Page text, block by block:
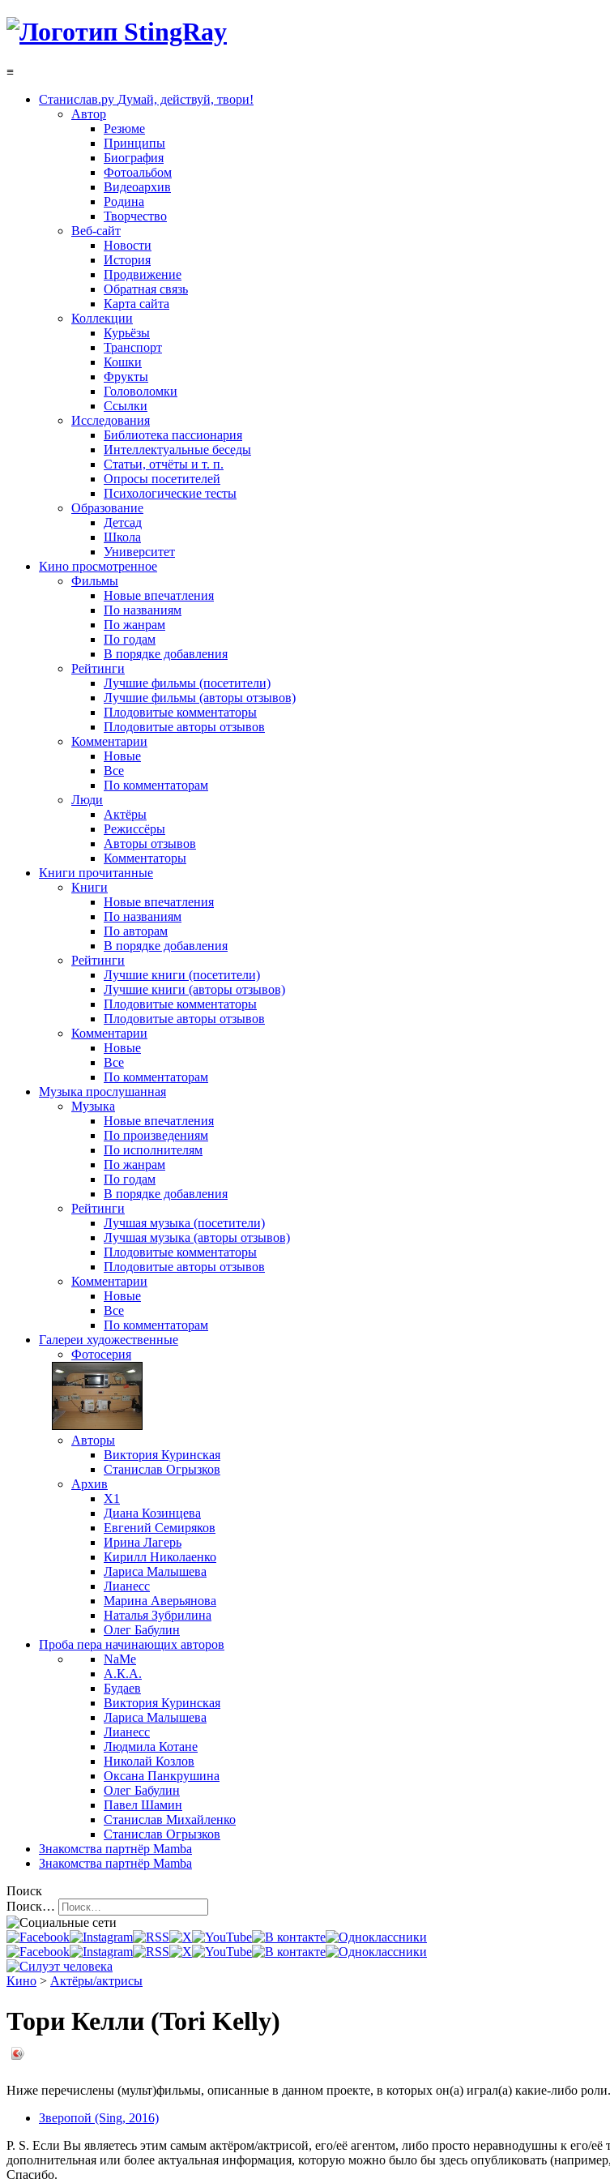
≡
Станислав.ру Думай, действуй, твори!
Автор
Резюме
Принципы
Биография
Фотоальбом
Видеоархив
Родина
Творчество
Веб-сайт
Новости
История
Продвижение
Обратная связь
Карта сайта
Коллекции
Курьёзы
Транспорт
Кошки
Фрукты
Головоломки
Ссылки
Исследования
Библиотека пассионария
Интеллектуальные беседы
Статьи, отчёты и т. п.
Опросы посетителей
Психологические тесты
Образование
Детсад
Школа
Университет
Кино просмотренное
Фильмы
Новые впечатления
По названиям
По жанрам
По годам
В порядке добавления
Рейтинги
Лучшие фильмы (посетители)
Лучшие фильмы (авторы отзывов)
Плодовитые комментаторы
Плодовитые авторы отзывов
Комментарии
Новые
Все
По комментаторам
Люди
Актёры
Режиссёры
Авторы отзывов
Комментаторы
Книги прочитанные
Книги
Новые впечатления
По названиям
По авторам
В порядке добавления
Рейтинги
Лучшие книги (посетители)
Лучшие книги (авторы отзывов)
Плодовитые комментаторы
Плодовитые авторы отзывов
Комментарии
Новые
Все
По комментаторам
Музыка прослушанная
Музыка
Новые впечатления
По произведениям
По исполнителям
По жанрам
По годам
В порядке добавления
Рейтинги
Лучшая музыка (посетители)
Лучшая музыка (авторы отзывов)
Плодовитые комментаторы
Плодовитые авторы отзывов
Комментарии
Новые
Все
По комментаторам
Галереи художественные
Фотосерия
Авторы
Виктория Куринская
Станислав Огрызков
Архив
X1
Диана Козинцева
Евгений Семиряков
Ирина Лагерь
Кирилл Николаенко
Лариса Малышева
Лианесс
Марина Аверьянова
Наталья Зубрилина
Олег Бабулин
Проба пера начинающих авторов
NaMe
А.К.А.
Будаев
Виктория Куринская
Лариса Малышева
Лианесс
Людмила Котане
Николай Козлов
Оксана Панкрушина
Олег Бабулин
Павел Шамин
Станислав Михайленко
Станислав Огрызков
Знакомства партнёр Mamba
Знакомства партнёр Mamba
Поиск
Поиск…
Кино > Актёры/актрисы
Тори Келли (Tori Kelly)
Ниже перечислены (мульт)фильмы, описанные в данном проекте, в которых он(а) играл(а) какие-либо роли.
Зверопой (Sing, 2016)
P. S. Если Вы являетесь этим самым актёром/актрисой, его/её агентом, либо просто неравнодушны к его/
дополнительная или более актуальная информация, которую можно было бы здесь опубликовать
Спасибо.